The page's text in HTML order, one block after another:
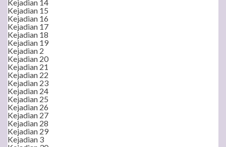
Kejadian 14
Kejadian 15
Kejadian 16
Kejadian 17
Kejadian 18
Kejadian 19
Kejadian 2
Kejadian 20
Kejadian 21
Kejadian 22
Kejadian 23
Kejadian 24
Kejadian 25
Kejadian 26
Kejadian 27
Kejadian 28
Kejadian 29
Kejadian 3